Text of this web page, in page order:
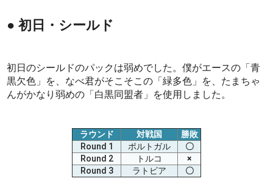
● 初日・シールド
初日のシールドのパックは弱めでした。僕がエースの「青
黒欠色」を、なべ君がそこそこの「緑多色」を、たまちゃ
んがかなり弱めの「白黒同盟者」を使用しました。
ラウンド 対戦国
勝敗
Round 1
ポルトガル
〇
Round 2
トルコ
×
Round 3
ラトビア 〇